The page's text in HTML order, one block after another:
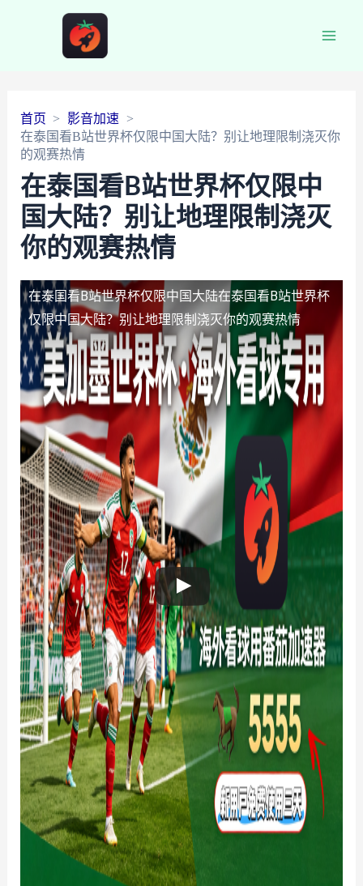
首页
影音加速
在泰国看B站世界杯仅限中国大陆？别让地理限制浇灭你
的观赛热情
在泰国看B站世界杯仅限中
国大陆？别让地理限制浇灭
你的观赛热情
在泰国看B站世界杯仅限中国大陆在泰国看B站世界杯
仅限中国大陆？别让地理限制浇灭你的观赛热情